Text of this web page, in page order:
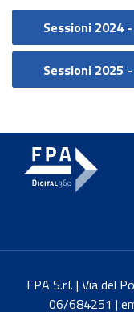
Sessioni 2024
Sessioni 2025
FPA S.r.l. | Via del
06/684251 |